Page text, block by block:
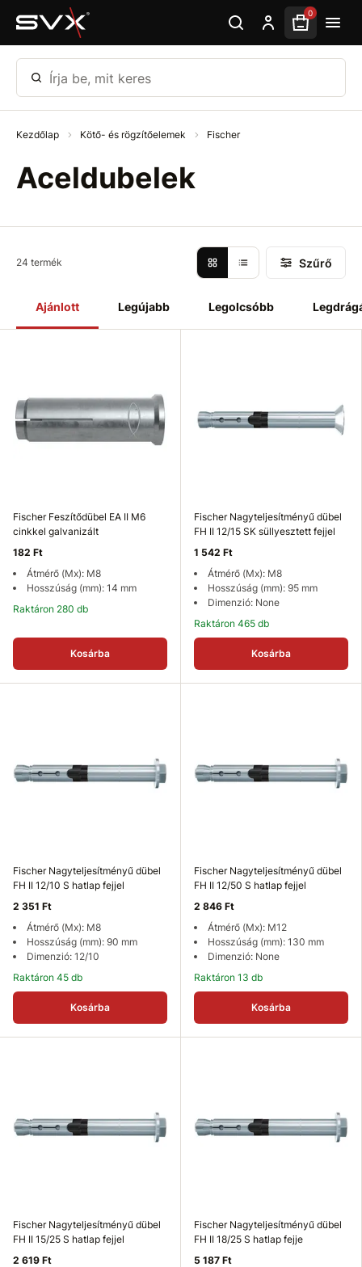
Ugrás az oldal fő részéhez 0
Írja be, mit keres
Kezdőlap Kötő- és rögzítőelemek Fischer
Aceldubelek
Ajánlott Legújabb Legolcsóbb
24 termék Szűrő
Fischer Feszítődübel EA II M6
cinkkel galvanizált
182 Ft
Átmérő (Mx): M8
Hosszúság (mm): 14 mm
Raktáron 280 db
Kosárba
Fischer Nagyteljesítményű dübel
FH II 12/15 SK süllyesztett fejjel
1 542 Ft
Átmérő (Mx): M8
Hosszúság (mm): 95 mm
Dimenzió: None
Raktáron 465 db
Kosárba
Fischer Nagyteljesítményű dübel
FH II 12/10 S hatlap fejjel
2 351 Ft
Átmérő (Mx): M8
Hosszúság (mm): 90 mm
Dimenzió: 12/10
Raktáron 45 db
Kosárba
Fischer Nagyteljesítményű dübel
FH II 12/50 S hatlap fejjel
2 846 Ft
Átmérő (Mx): M12
Hosszúság (mm): 130 mm
Dimenzió: None
Raktáron 13 db
Kosárba
Fischer Nagyteljesítményű dübel
FH II 15/25 S hatlap fejjel
2 619 Ft
Fischer Nagyteljesítményű dübel
FH II 18/25 S hatlap fejje
5 187 Ft